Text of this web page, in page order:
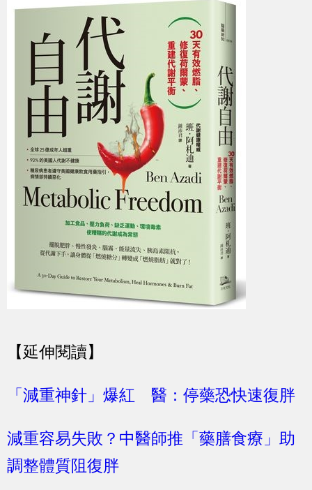
【延伸閱讀】
「減重神針」爆紅 醫：停藥恐快速復胖
減重容易失敗？中醫師推「藥膳食療」助
調整體質阻復胖